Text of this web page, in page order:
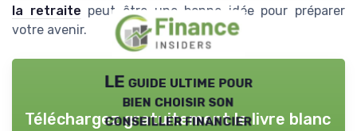
la retraite peut être une bonne idée pour préparer
votre avenir.
LE guide ultime pour
bien choisir son
conseiller financier
Téléchargez gratuitement le livre blanc